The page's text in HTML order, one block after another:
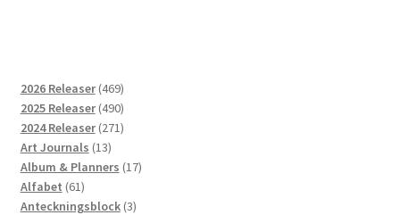
2026 Releaser 469469
produkter
2025 Releaser 490490
produkter
2024 Releaser 271271
Art Journals 1313
produkter
Album & Planners 1717
Alfabet 6161
produkter
Anteckningsblock 33